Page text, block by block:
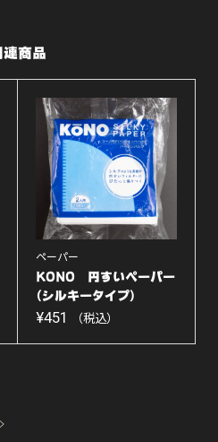
連商品
ペーパー
KONO 円すいペーパー
(シルキータイプ)
白...
¥451 （税込）